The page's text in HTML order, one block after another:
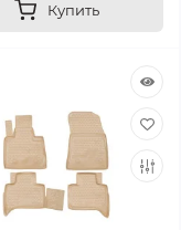
Купить